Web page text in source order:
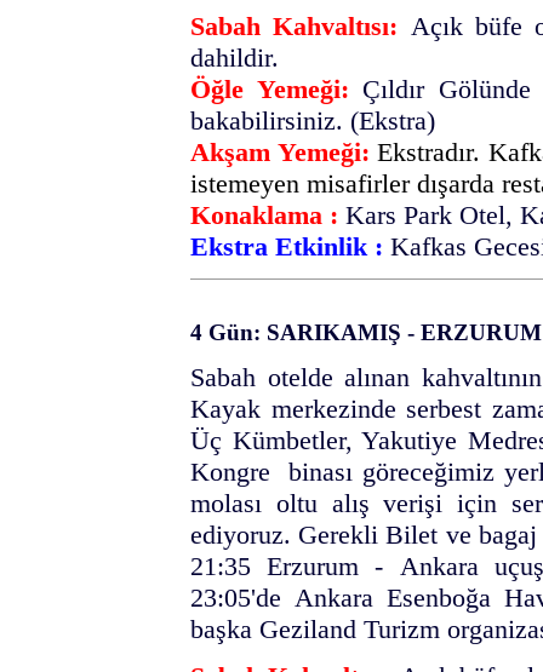
Sabah Kahvaltısı: Açık büfe
dahildir.
Öğle Yemeği: Çıldır
bakabilirsiniz. (Ekstra)
Akşam Yemeği:Ekstradır.
istemeyen misafirler dışarda
Konaklama : Kars Park Otel,
Ekstra Etkinlik : Kafkas
4 Gün: SARIKAMIŞ -
Sabah otelde alınan
Kayak merkezinde serbest
Üç Kümbetler, Yakutiye
Kongre binası göreceğimiz
molası oltu alış verişi için
ediyoruz. Gerekli Bilet ve bagaj
21:35 Erzurum - Ankara
23:05'de Ankara Esenboğa
başka Geziland Turizm